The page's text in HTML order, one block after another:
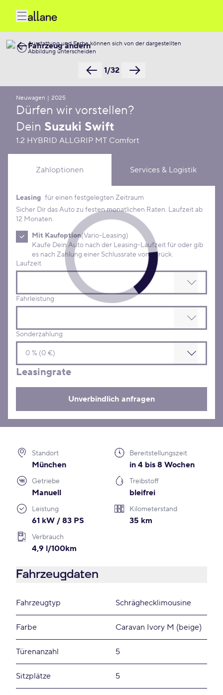
Ausstattung und Farbe können sich von der dargestellten
Abbildung unterscheiden
1/32
Fahrzeug ändern
Neuwagen | 2025
Dürfen wir vorstellen?
Dein Suzuki Swift
1.2 HYBRID ALLGRIP MT Comfort
Zahloptionen Services & Logistik
Leasing Konditionen
Leasing für einen festgelegten Zeitraum
Sicher Dir das Auto zu festen monatlichen Raten. Laufzeit ab
12 Monaten.
Mit Kaufoption(Vario-Leasing)
Kaufe Dein Auto nach der Leasing-Laufzeit für oder gib
es nach Zahlung einer Schlussrate von zurück.
Laufzeit
Fahrleistung
Sonderzahlung
Leasingrate
Unverbindlich anfragen
Standort
München
Bereitstellungszeit
in 4 bis 8 Wochen
Getriebe
Manuell
Treibstoff
bleifrei
Leistung
61 kW / 83 PS
Kilometerstand
35 km
Verbrauch
4,9 l/100km
Fahrzeugdaten
Fahrzeugtyp Schräghecklimousine
Farbe Caravan Ivory M (beige)
Türenanzahl 5
Sitzplätze 5